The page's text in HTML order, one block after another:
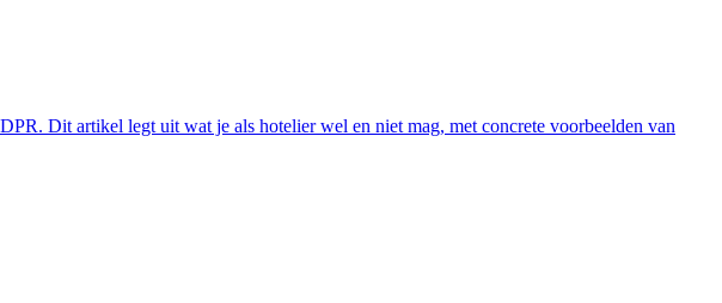
Dit artikel legt uit wat je als hotelier wel en niet mag, met concrete voorbeelden van